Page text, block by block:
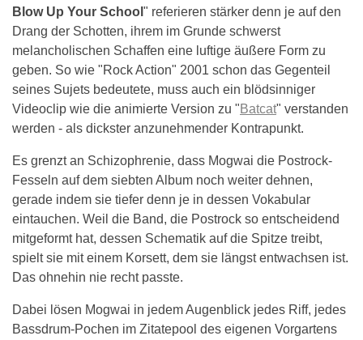
Blow Up Your School " referieren stärker denn je auf den
Drang der Schotten, ihrem im Grunde schwerst
melancholischen Schaffen eine luftige äußere Form zu
geben. So wie "Rock Action" 2001 schon das Gegenteil
seines Sujets bedeutete, muss auch ein blödsinniger
Videoclip wie die animierte Version zu " Batcat" verstanden
werden - als dickster anzunehmender Kontrapunkt.
Es grenzt an Schizophrenie, dass Mogwai die Postrock-
Fesseln auf dem siebten Album noch weiter dehnen,
gerade indem sie tiefer denn je in dessen Vokabular
eintauchen. Weil die Band, die Postrock so entscheidend
mitgeformt hat, dessen Schematik auf die Spitze treibt,
spielt sie mit einem Korsett, dem sie längst entwachsen ist.
Das ohnehin nie recht passte.
Dabei lösen Mogwai in jedem Augenblick jedes Riff, jedes
Bassdrum-Pochen im Zitatepool des eigenen Vorgartens